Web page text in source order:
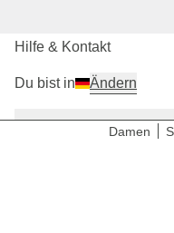
Herren
Hilfe & Kontakt
Du bist in Ändern
Damen
Für